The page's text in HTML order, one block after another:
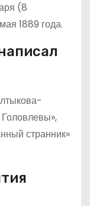
(8
1889 года.
странник»